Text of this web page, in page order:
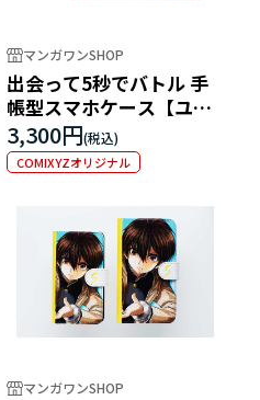
マンガワンSHOP
出会って5秒でバトル 手
帳型スマホケース【ユー
リ】
3,300円
COMIXYZオリジナル
マンガワンSHOP